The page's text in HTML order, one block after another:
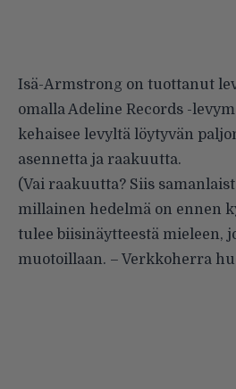
Isä-Armstrong on tuottanut
omalla Adeline Records -
kehaisee levyltä löytyvän
asennetta ja raakuutta.
(Vai raakuutta? Siis
millainen hedelmä on ennen
tulee biisinäytteestä mieleen,
muotoillaan. – Verkkoherra